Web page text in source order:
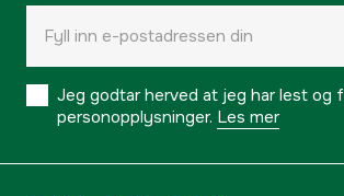
Jeg godtar herved at jeg har lest og
personopplysninger. Les mer